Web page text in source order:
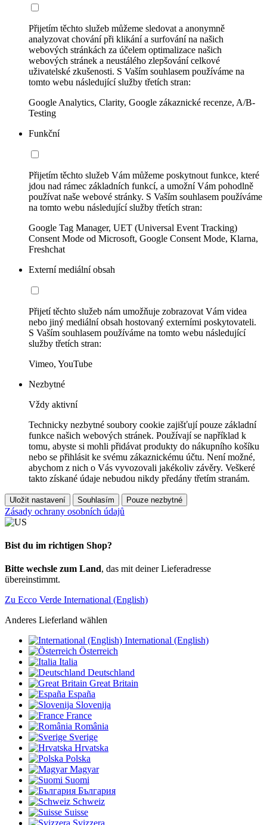
Přijetím těchto služeb můžeme sledovat a anonymně
analyzovat chování při klikání a surfování na našich
webových stránkách za účelem optimalizace našich
webových stránek a neustálého zlepšování celkové
uživatelské zkušenosti. S Vaším souhlasem používáme na
tomto webu následující služby třetích stran:
Google Analytics, Clarity, Google zákaznické recenze, A/B-
Testing
Funkční
Přijetím těchto služeb Vám můžeme poskytnout funkce, které
jdou nad rámec základních funkcí, a umožní Vám pohodlně
používat naše webové stránky. S Vaším souhlasem používáme
na tomto webu následující služby třetích stran:
Google Tag Manager, UET (Universal Event Tracking)
Consent Mode od Microsoft, Google Consent Mode, Klarna,
Freshchat
Externí mediální obsah
Přijetí těchto služeb nám umožňuje zobrazovat Vám videa
nebo jiný mediální obsah hostovaný externími poskytovateli.
S Vaším souhlasem používáme na tomto webu následující
služby třetích stran:
Vimeo, YouTube
Nezbytné
Vždy aktivní
Technicky nezbytné soubory cookie zajišťují pouze základní
funkce našich webových stránek. Používají se například k
tomu, abyste si mohli přidávat produkty do nákupního košíku
nebo se přihlásit ke svému zákaznickému účtu. Není možné,
abychom z nich o Vás vyvozovali jakékoliv závěry. Veškeré
takto získané údaje nebudou nikdy předány třetím stranám.
Uložit nastavení Souhlasím Pouze nezbytné
Zásady ochrany osobních údajů
Bist du im richtigen Shop?
Bitte wechsle zum Land, das mit deiner Lieferadresse
übereinstimmt.
Zu Ecco Verde International (English)
Anderes Lieferland wählen
International (English)
Österreich
Italia
Deutschland
Great Britain
España
Slovenija
France
România
Sverige
Hrvatska
Polska
Magyar
Suomi
България
Schweiz
Suisse